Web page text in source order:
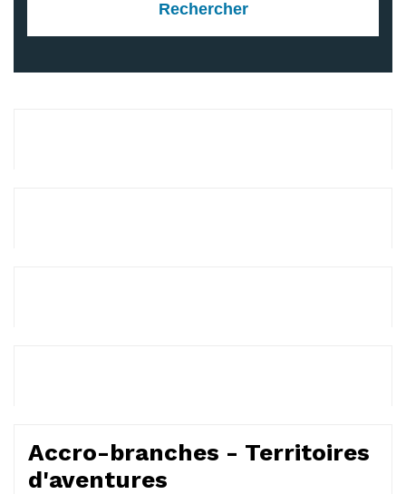
Accro-branches - Territoires
d'aventures